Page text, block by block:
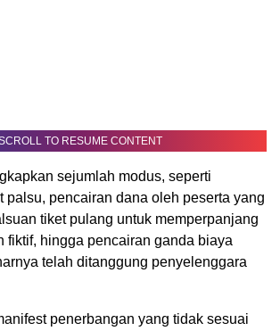
TO RESUME CONTENT
sejumlah modus, seperti
palsu, pencairan dana oleh peserta yang
tiket pulang untuk memperpanjang
fiktif, hingga pencairan ganda biaya
telah ditanggung penyelenggara
penerbangan yang tidak sesuai